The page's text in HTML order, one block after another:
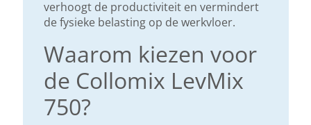
verhoogt de productiviteit en vermindert
de fysieke belasting op de werkvloer.
Waarom kiezen voor
de Collomix LevMix
750?